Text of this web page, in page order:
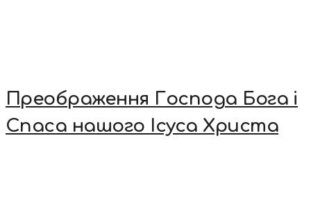
Преображення Господа Бога і
Спаса нашого Ісуса Христа